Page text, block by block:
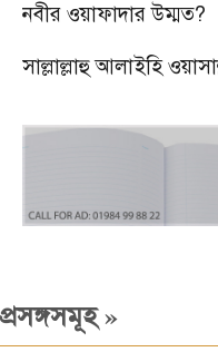
নবীর ওয়াফাদার উম্মত?
সাল্লাল্লাহু আলাইহি
প্রসঙ্গসমূহ»